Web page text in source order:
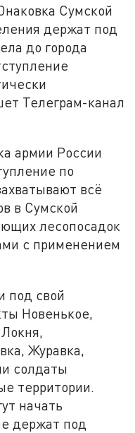
Сумской
держат под
до города
Телеграм-канал
армии России
по
всё
в Сумской
лесопосадок
с применением
под свой
Новенькое,
Журавка,
солдаты
территории.
начать
держат под